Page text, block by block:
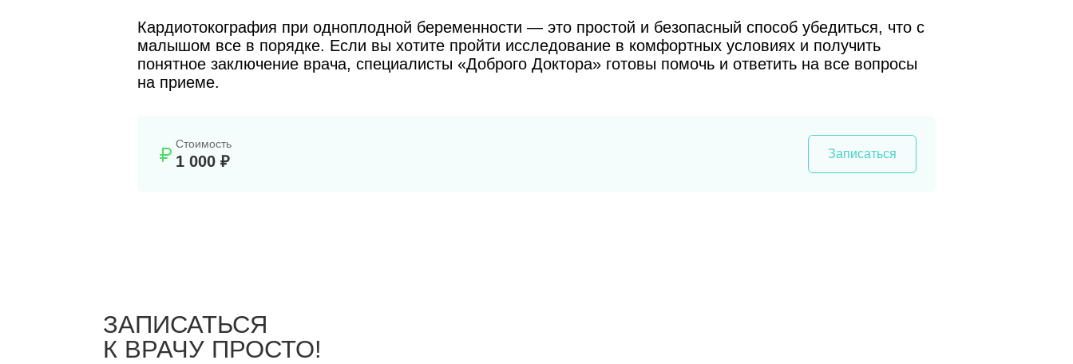
Кардиотокография при одноплодной беременности — это простой и безопасный способ убедиться, что с
малышом все в порядке. Если вы хотите пройти исследование в комфортных условиях и получить
понятное заключение врача, специалисты «Доброго Доктора» готовы помочь и ответить на все вопросы
на приеме.
Стоимость
1 000 ₽ Записаться
ЗАПИСАТЬСЯ
К ВРАЧУ ПРОСТО!